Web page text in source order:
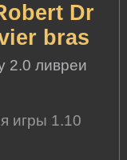
Dr
bras
2.0 ливреи
игры 1.10